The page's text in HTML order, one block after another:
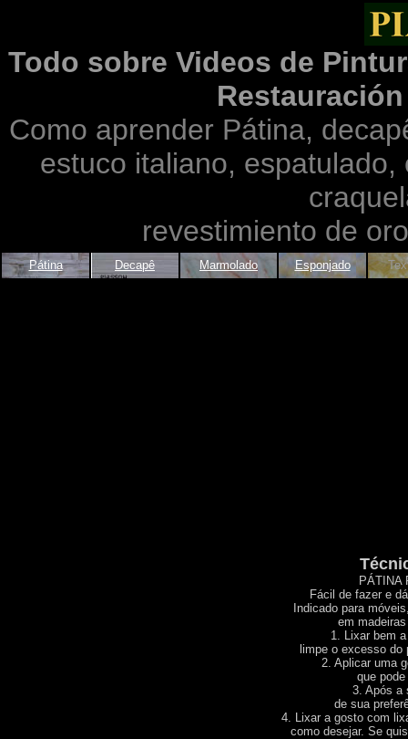
Todo sobre Videos de
Como aprender Pátina,
estuco italiano,
revestimiento de
Pátina Decapê Marmolado Esponjado
PÁTINA
Fácil de fazer e
Indicado para
em
1. Lixar bem
limpe o excesso do
2. Aplicar uma
que
3. Após a
de sua
4. Lixar a gosto com
como desejar. Se